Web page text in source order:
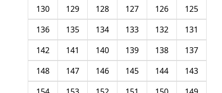
125
126
127
128
129
130
131
132
133
134
135
136
137
138
139
140
141
142
143
144
145
146
147
148